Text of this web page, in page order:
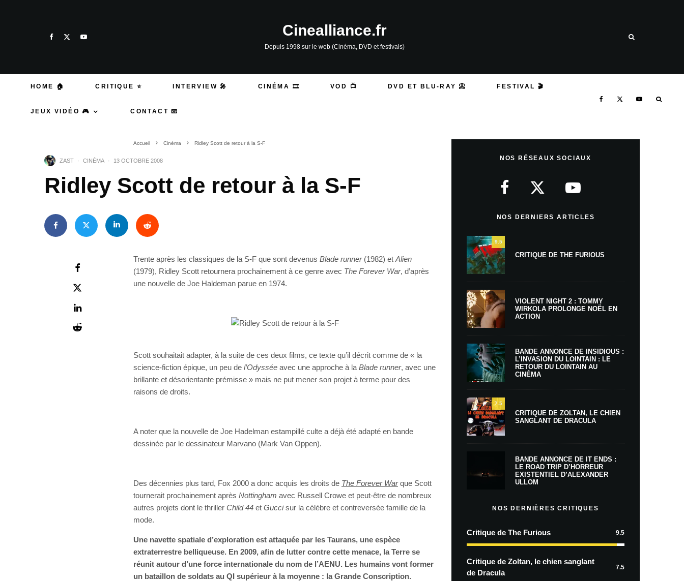
Cinealliance.fr
Depuis 1998 sur le web (Cinéma, DVD et festivals)
HOME 🏠 CRITIQUE ⭐ INTERVIEW 🎤 CINÉMA 🎞️ VOD 📺 DVD ET BLU-RAY 📀 FESTIVAL 🎬
JEUX VIDÉO 🎮 CONTACT 📧
Accueil Cinéma Ridley Scott de retour à la S-F
ZAST · CINÉMA · 13 OCTOBRE 2008
Ridley Scott de retour à la S-F
Trente après les classiques de la S-F que sont devenus Blade runner (1982) et Alien
(1979), Ridley Scott retournera prochainement à ce genre avec The Forever War, d’après
une nouvelle de Joe Haldeman parue en 1974.
Scott souhaitait adapter, à la suite de ces deux films, ce texte qu’il décrit comme de « la
science-fiction épique, un peu de l’Odyssée avec une approche à la Blade runner, avec une
brillante et désorientante prémisse » mais ne put mener son projet à terme pour des
raisons de droits.
A noter que la nouvelle de Joe Hadelman estampillé culte a déjà été adapté en bande
dessinée par le dessinateur Marvano (Mark Van Oppen).
Des décennies plus tard, Fox 2000 a donc acquis les droits de The Forever Warque Scott
tournerait prochainement après Nottingham avec Russell Crowe et peut-être de nombreux
autres projets dont le thriller Child 44 et Guccisur la célèbre et contreversée famille de la
mode.
Une navette spatiale d’exploration est attaquée par les Taurans, une espèce
extraterrestre belliqueuse. En 2009, afin de lutter contre cette menace, la Terre se
réunit autour d’une force internationale du nom de l’AENU. Les humains vont former
un bataillon de soldats au QI supérieur à la moyenne : la Grande Conscription.
NOS RÉSEAUX SOCIAUX
NOS DERNIERS ARTICLES
9.5
CRITIQUE DE THE FURIOUS
VIOLENT NIGHT 2 : TOMMY
WIRKOLA PROLONGE NOËL EN
ACTION
BANDE ANNONCE DE INSIDIOUS :
L’INVASION DU LOINTAIN : LE
RETOUR DU LOINTAIN AU
CINÉMA
7.5
CRITIQUE DE ZOLTAN, LE CHIEN
SANGLANT DE DRACULA
BANDE ANNONCE DE IT ENDS :
LE ROAD TRIP D’HORREUR
EXISTENTIEL D’ALEXANDER
ULLOM
NOS DERNIÈRES CRITIQUES
Critique de The Furious 9.5
Critique de Zoltan, le chien sanglant
de Dracula
7.5